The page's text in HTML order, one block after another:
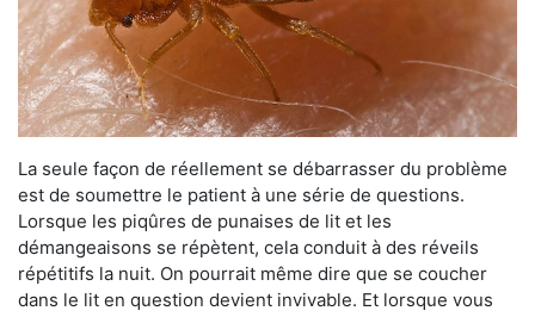
La seule façon de réellement se débarrasser du problème
est de soumettre le patient à une série de questions.
Lorsque les piqûres de punaises de lit et les
démangeaisons se répètent, cela conduit à des réveils
répétitifs la nuit. On pourrait même dire que se coucher
dans le lit en question devient invivable. Et lorsque vous